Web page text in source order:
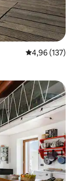
4,96 de uma
4,96 (137)